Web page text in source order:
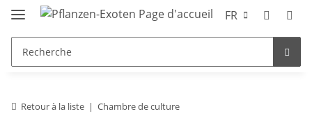
FR
Retour à la liste Chambre de culture